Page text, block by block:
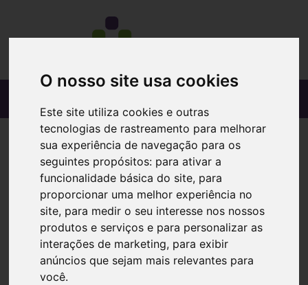
O nosso site usa cookies
Este site utiliza cookies e outras
tecnologias de rastreamento para melhorar
sua experiência de navegação para os
seguintes propósitos: para ativar a
funcionalidade básica do site, para
proporcionar uma melhor experiência no
site, para medir o seu interesse nos nossos
produtos e serviços e para personalizar as
interações de marketing, para exibir
anúncios que sejam mais relevantes para
você.